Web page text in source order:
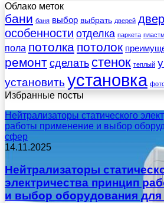
Облако меток
бани баня выбор выбрать дверей
особенности отделка паркета
пола потолка потолок
ремонт сделать стенок теплый
установить установка
Избранные посты
Нейтрализаторы статического
работы применение и выбор
сфер
14.11.2025
Нейтрализаторы
электричества принцип
и выбор оборудования